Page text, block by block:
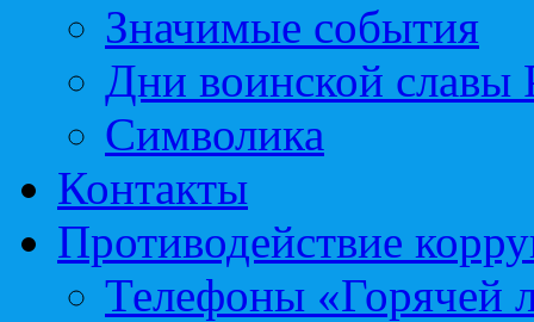
Значимые события
Дни воинской славы
Символика
Контакты
Противодействие
Телефоны «Горячей